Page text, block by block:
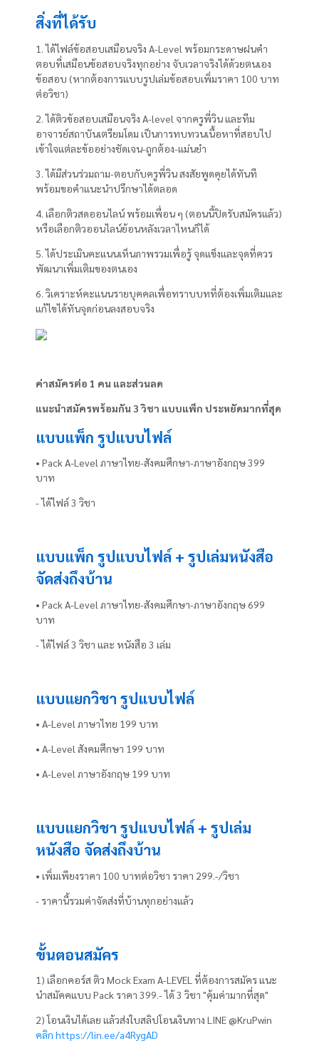
สิ่งที่ได้รับ
1. ได้ไฟล์ข้อสอบเสมือนจริง A-Level พร้อมกระดาษฝนคำ
ตอบที่เสมือนข้อสอบจริงทุกอย่าง จับเวลาจริงได้ด้วยตนเอง
ข้อสอบ (หากต้องการแบบรูปเล่มข้อสอบเพิ่มราคา 100 บาท
ต่อวิชา)
2. ได้ติวข้อสอบเสมือนจริง A-level จากครูพี่วิน และทีม
อาจารย์สถาบันเตรียมโดม เป็นการทบทวนเนื้อหาที่สอบไป
เข้าใจแต่ละข้ออย่างชัดเจน-ถูกต้อง-แม่นยำ
3. ได้มีส่วนร่วมถาม-ตอบกับครูพี่วิน สงสัยพูดคุยได้ทันที
พร้อมขอคำแนะนำปรึกษาได้ตลอด
4. เลือกติวสดออนไลน์ พร้อมเพื่อน ๆ (ตอนนี้ปิดรับสมัครแล้ว)
หรือเลือกติวออนไลน์ย้อนหลังเวลาไหนก็ได้
5. ได้ประเมินคะแนนเห็นภาพรวมเพื่อรู้ จุดแข็งและจุดที่ควร
พัฒนาเพิ่มเติมของตนเอง
6. วิเคราะห์คะแนนรายบุคคลเพื่อทราบบทที่ต้องเพิ่มเติมและ
แก้ไขได้ทันจุดก่อนลงสอบจริง
ค่าสมัครต่อ 1 คน และส่วนลด
แนะนำสมัครพร้อมกัน 3 วิชา แบบแพ็ก ประหยัดมากที่สุด
แบบแพ็ก รูปแบบไฟล์
• Pack A-Level ภาษาไทย-สังคมศึกษา-ภาษาอังกฤษ 399
บาท
- ได้ไฟล์ 3 วิชา
แบบแพ็ก รูปแบบไฟล์ + รูปเล่มหนังสือ
จัดส่งถึงบ้าน
• Pack A-Level ภาษาไทย-สังคมศึกษา-ภาษาอังกฤษ 699
บาท
- ได้ไฟล์ 3 วิชา และ หนังสือ 3 เล่ม
แบบแยกวิชา รูปแบบไฟล์
• A-Level ภาษาไทย 199 บาท
• A-Level สังคมศึกษา 199 บาท
• A-Level ภาษาอังกฤษ 199 บาท
แบบแยกวิชา รูปแบบไฟล์ + รูปเล่ม
หนังสือ จัดส่งถึงบ้าน
• เพิ่มเพียงราคา 100 บาทต่อวิชา ราคา 299.-/วิชา
- ราคานี้รวมค่าจัดส่งที่บ้านทุกอย่างแล้ว
ขั้นตอนสมัคร
1) เลือกคอร์ส ติว Mock Exam A-LEVEL ที่ต้องการสมัคร แนะ
นำสมัคคแบบ Pack ราคา 399.- ได้ 3 วิชา "คุ้มค่ามากที่สุด"
2) โอนเงินได้เลย แล้วส่งใบสลิปโอนเงินทาง LINE @KruPwin
คลิก https://lin.ee/a4RygAD